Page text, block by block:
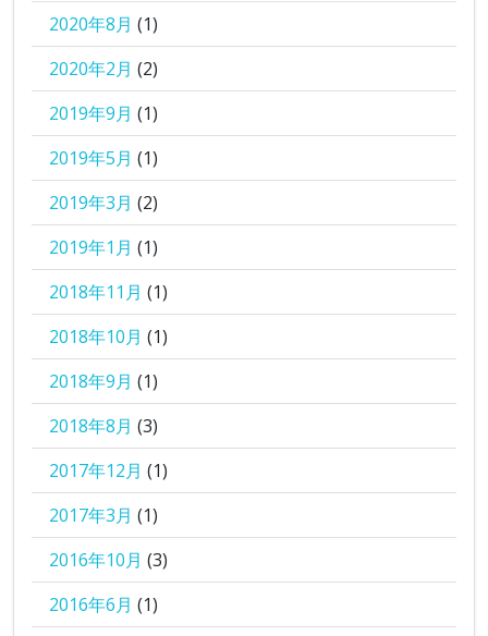
2020年8月 (1)
2020年2月 (2)
2019年9月 (1)
2019年5月 (1)
2019年3月 (2)
2019年1月 (1)
2018年11月 (1)
2018年10月 (1)
2018年9月 (1)
2018年8月 (3)
2017年12月 (1)
2017年3月 (1)
2016年10月 (3)
2016年6月 (1)